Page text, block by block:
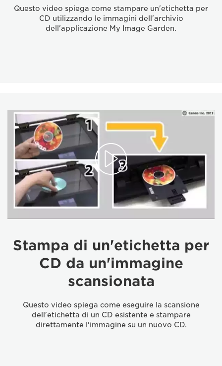
Questo video spiega come stampare un'etichetta per
CD utilizzando le immagini dell'archivio
dell'applicazione My Image Garden.
Stampa di un'etichetta per
CD da un'immagine
scansionata
Questo video spiega come eseguire la scansione
dell'etichetta di un CD esistente e stampare
direttamente l'immagine su un nuovo CD.